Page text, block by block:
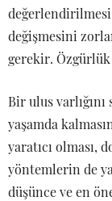
değişmesini
gerekir. Özgürlük
Bir ulus
yaşamda
yaratıcı olması,
yöntemlerin de
düşünce ve en